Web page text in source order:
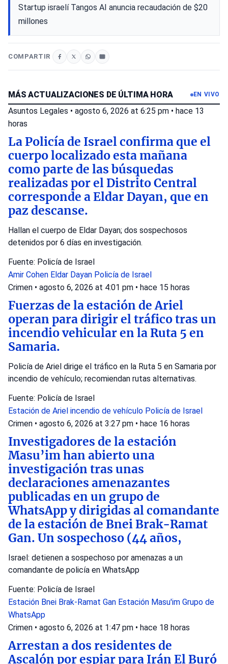
Startup israelí Tangos AI anuncia recaudación de $20
millones
COMPARTIR
MÁS ACTUALIZACIONES DE ÚLTIMA HORA EN VIVO
Asuntos Legales • agosto 6, 2026 at 6:25 pm • hace 13
horas
La Policía de Israel confirma que el
cuerpo localizado esta mañana
como parte de las búsquedas
realizadas por el Distrito Central
corresponde a Eldar Dayan, que en
paz descanse.
Hallan el cuerpo de Eldar Dayan; dos sospechosos
detenidos por 6 días en investigación.
Fuente: Policía de Israel
Amir Cohen Eldar Dayan Policía de Israel
Crimen • agosto 6, 2026 at 4:01 pm • hace 15 horas
Fuerzas de la estación de Ariel
operan para dirigir el tráfico tras un
incendio vehicular en la Ruta 5 en
Samaria.
Policía de Ariel dirige el tráfico en la Ruta 5 en Samaria por
incendio de vehículo; recomiendan rutas alternativas.
Fuente: Policía de Israel
Estación de Ariel incendio de vehículo Policía de Israel
Crimen • agosto 6, 2026 at 3:27 pm • hace 16 horas
Investigadores de la estación
Masu’im han abierto una
investigación tras unas
declaraciones amenazantes
publicadas en un grupo de
WhatsApp y dirigidas al comandante
de la estación de Bnei Brak-Ramat
Gan. Un sospechoso (44 años,
Israel: detienen a sospechoso por amenazas a un
comandante de policía en WhatsApp
Fuente: Policía de Israel
Estación Bnei Brak-Ramat Gan Estación Masu'im Grupo de
WhatsApp
Crimen • agosto 6, 2026 at 1:47 pm • hace 18 horas
Arrestan a dos residentes de
Ascalón por espiar para Irán El Buró